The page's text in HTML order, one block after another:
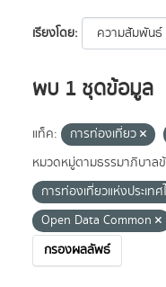
เรียงโดย
พบ 1 ชุดข้อมูล
แท็ค: การท่องเที่ยว
หมวดหมู่ตามธรรมาภิบาล
การท่องเที่ยวแห่งประเทศ
Open Data Common
กรองผลลัพธ์